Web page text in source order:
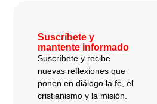
Suscríbete y
mantente informado
Suscríbete y recibe
nuevas reflexiones que
ponen en diálogo la fe, el
cristianismo y la misión.